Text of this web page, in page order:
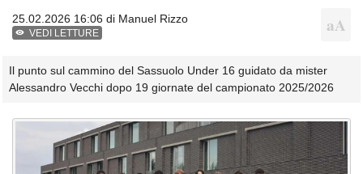
25.02.2026 16:06 di Manuel Rizzo
VEDI LETTURE
Il punto sul cammino del Sassuolo Under 16 guidato da mister
Alessandro Vecchi dopo 19 giornate del campionato 2025/2026